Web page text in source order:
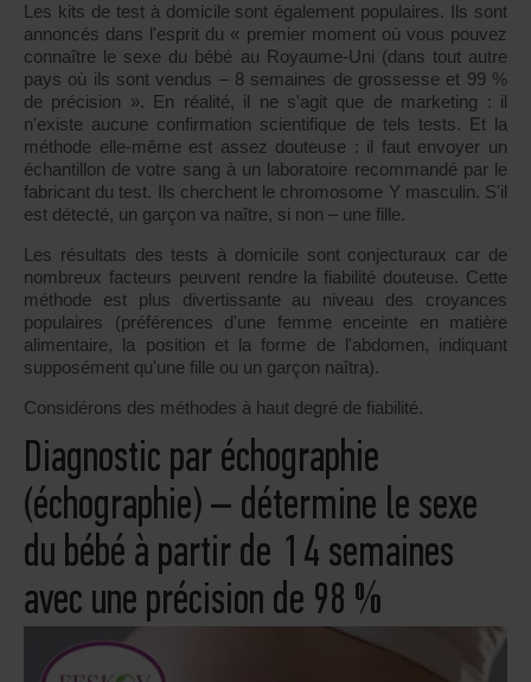
Les kits de test à domicile sont également populaires. Ils sont
annoncés dans l'esprit du « premier moment où vous pouvez
connaître le sexe du bébé au Royaume-Uni (dans tout autre
pays où ils sont vendus –8 semaines de grossesse et 99 %
de précision ». En réalité, il ne s'agit que de marketing : il
n'existe aucune confirmation scientifique de tels tests. Et la
méthode elle-même est assez douteuse : il faut envoyer un
échantillon de votre sang à un laboratoire recommandé par le
fabricant du test. Ils cherchent le chromosome Y masculin. S'il
est détecté, un garçon va naître, si non – une fille.
Les résultats des tests à domicile sont conjecturaux car de
nombreux facteurs peuvent rendre la fiabilité douteuse. Cette
méthode est plus divertissante au niveau des croyances
populaires (préférences d'une femme enceinte en matière
alimentaire, la position et la forme de l'abdomen, indiquant
supposément qu'une fille ou un garçon naîtra).
Considérons des méthodes à haut degré de fiabilité.
Diagnostic par échographie
(échographie) – détermine le sexe
du bébé à partir de 14 semaines
avec une précision de 98 %